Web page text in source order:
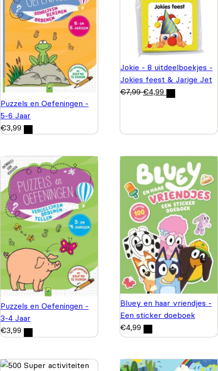
Puzzels en Oefeningen -
5-6 Jaar
€3,99
Jokie - 8 uitdeelboekjes -
Jokies feest & Jarige Jet
€7,99 €4,99
Puzzels en Oefeningen -
3-4 Jaar
€3,99
Bluey en haar vriendjes -
Een sticker doeboek
€4,99